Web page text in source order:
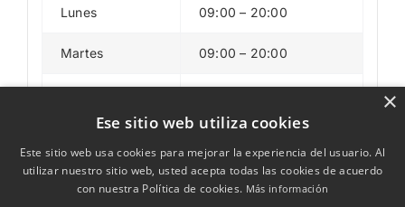
Lunes 09:00 – 20:00
Martes 09:00 – 20:00
Viernes 09:00 – 20:00
×
Ese sitio web utiliza cookies
Este sitio web usa cookies para mejorar la experiencia del usuario. Al
utilizar nuestro sitio web, usted acepta todas las cookies de acuerdo
con nuestra Política de cookies. Más información